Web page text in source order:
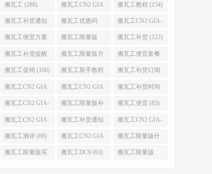
搬瓦工 (288) 搬瓦工CN2 GIA
(176)
搬瓦工教程 (154)
搬瓦工补货通知
(132)
搬瓦工优惠码
(131)
搬瓦工CN2 GIA-
E (130)
搬瓦工便宜方案
(128)
搬瓦工限量版
(126)
搬瓦工补货 (123)
搬瓦工补货提醒
(106)
搬瓦工限量版方
案 (106)
搬瓦工便宜套餐
(103)
搬瓦工促销 (100) 搬瓦工新手教程
(98)
搬瓦工补货订阅
(98)
搬瓦工CN2 GIA
便宜方案 (92)
搬瓦工CN2 GIA
限量版 (90)
搬瓦工补货时间
(89)
搬瓦工CN2 GIA-
E限量版 (84)
搬瓦工限量版补
货 (84)
搬瓦工便宜 (83)
搬瓦工CN2 GIA
优惠 (82)
搬瓦工补货通知
QQ群 (76)
搬瓦工CN2 GIA-
E便宜套餐 (76)
搬瓦工测评 (69) 搬瓦工CN2 GIA
限量版补货 (67)
搬瓦工限量版什
么时候补货 (67)
搬瓦工限量版买 搬瓦工DC9 (63) 搬瓦工限量版